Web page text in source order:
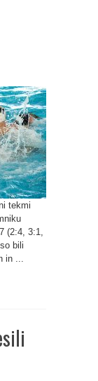
tekmi
(2:4, 3:1,
bili
in ...